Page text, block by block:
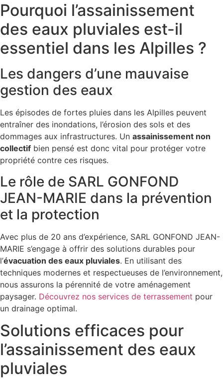
Pourquoi l’assainissement
des eaux pluviales est-il
essentiel dans les Alpilles ?
Les dangers d’une mauvaise
gestion des eaux
Les épisodes de fortes pluies dans les Alpilles peuvent
entraîner des inondations, l’érosion des sols et des
dommages aux infrastructures. Un assainissement non
collectif bien pensé est donc vital pour protéger votre
propriété contre ces risques.
Le rôle de SARL GONFOND
JEAN-MARIE dans la prévention
et la protection
Avec plus de 20 ans d’expérience, SARL GONFOND JEAN-
MARIE s’engage à offrir des solutions durables pour
l’évacuation des eaux pluviales. En utilisant des
techniques modernes et respectueuses de l’environnement,
nous assurons la pérennité de votre aménagement
paysager. Découvrez nos services de terrassement pour
un drainage optimal.
Solutions efficaces pour
l’assainissement des eaux
pluviales